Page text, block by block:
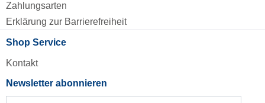
Zahlungsarten
Erklärung zur Barrierefreiheit
Shop Service
Kontakt
Newsletter abonnieren